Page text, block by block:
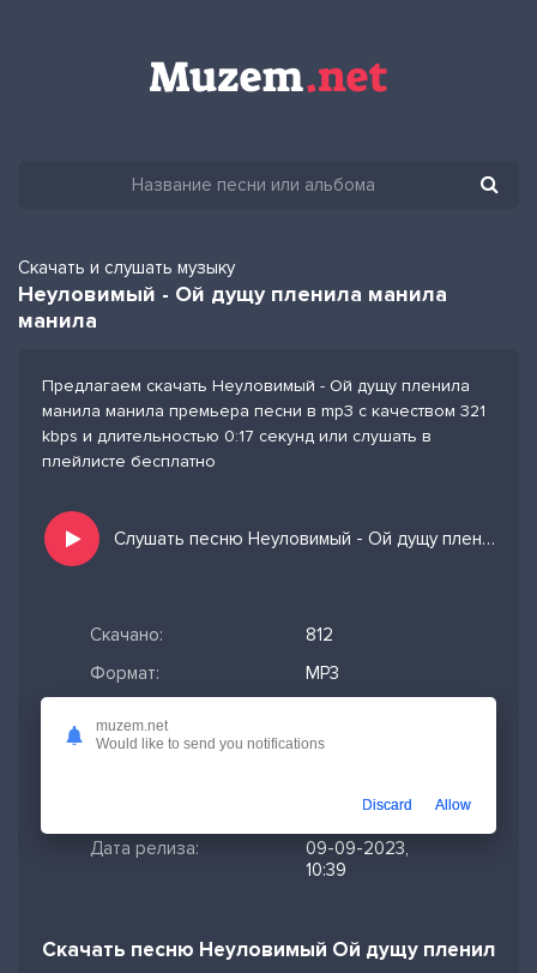
Скачать и слушать музыку
Неуловимый - Ой дущу пленила манила
манила
Предлагаем скачать Неуловимый - Ой дущу пленила
манила манила премьера песни в mp3 с качеством 321
kbps и длительностью 0:17 секунд или слушать в
плейлисте бесплатно
Слушать песню Неуловимый - Ой дущу пленила манила манила и добавить в избранных
Скачано:
812
Формат:
MP3
Размер файла:
0.65 МБ
Дата релиза:
09-09-2023,
10:39
Скачать песню Неуловимый Ой дущу пленила
muzem.net
Would like to send you notifications
Discard Allow